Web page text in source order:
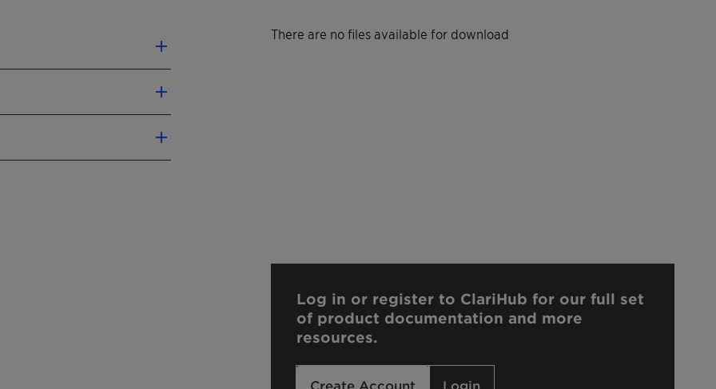
There are no files available for download
Log in or register to ClariHub for our full set
of product documentation and more
resources.
Create Account Login